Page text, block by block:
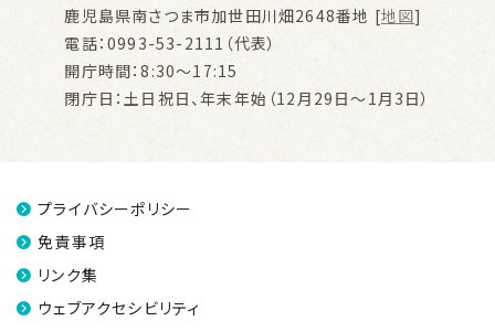
鹿児島県南さつま市加世田川畑2648番地 [地図]
電話：0993-53-2111（代表）
開庁時間：8:30～17:15
閉庁日：土日祝日、年末年始（12月29日～1月3日）
プライバシーポリシー
免責事項
リンク集
ウェブアクセシビリティ